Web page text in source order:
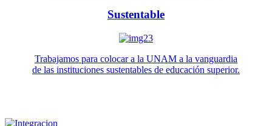
Sustentable
Trabajamos para colocar a la UNAM a la vanguardia
de las instituciones sustentables de educación superior.